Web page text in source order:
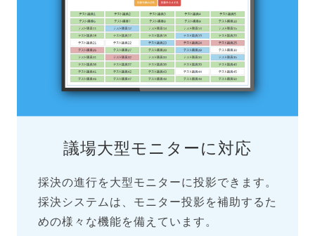
議場大型モニターに対応
採決の進行を大型モニターに投影できます。
採決システムは、モニター投影を補助するた
めの様々な機能を備えています。